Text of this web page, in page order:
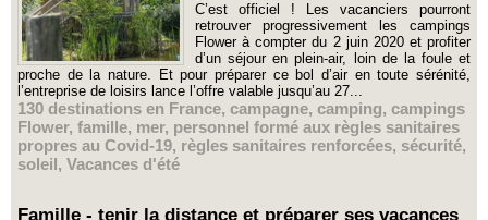
C’est officiel ! Les vacanciers pourront
retrouver progressivement les campings
Flower à compter du 2 juin 2020 et profiter
d’un séjour en plein-air, loin de la foule et
proche de la nature. Et pour préparer ce bol d’air en toute sérénité,
l’entreprise de loisirs lance l’offre valable jusqu’au 27...
130 destinations en France, campagne, camping, campings
Flower, famille, mer, personnel formé aux règles sanitaires
propres au Covid-19, règles sanitaires renforcées, sécurité,
soleil, Vacances d'été
Famille - tenir la distance et préparer ses vacances